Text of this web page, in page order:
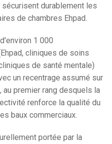
durablement les
de chambres Ehpad.
1 000
cliniques de soins
de santé mentale)
un recentrage assumé sur
premier rang desquels la
renforce la qualité du
baux commerciaux.
portée par la